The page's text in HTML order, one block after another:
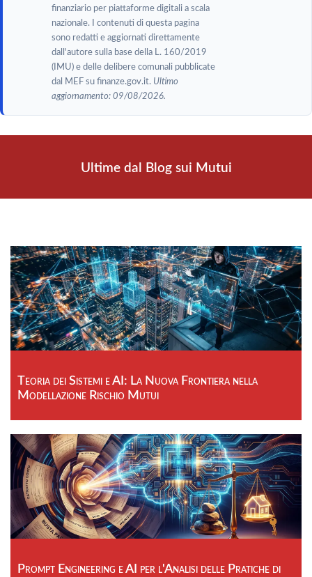
finanziario per piattaforme digitali a scala
nazionale. I contenuti di questa pagina
sono redatti e aggiornati direttamente
dall'autore sulla base della L. 160/2019
(IMU) e delle delibere comunali pubblicate
dal MEF su finanze.gov.it. Ultimo
aggiornamento: 09/08/2026.
Ultime dal Blog sui Mutui
Teoria dei Sistemi e AI: La Nuova Frontiera nella
Modellazione Rischio Mutui
Prompt Engineering e AI per l'Analisi delle Pratiche di